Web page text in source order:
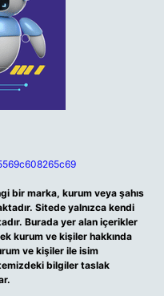
bir marka, kurum veya şahıs
Sitede yalnızca kendi
Burada yer alan içerikler
kurum ve kişiler hakkında
ve kişiler ile isim
bilgiler taslak